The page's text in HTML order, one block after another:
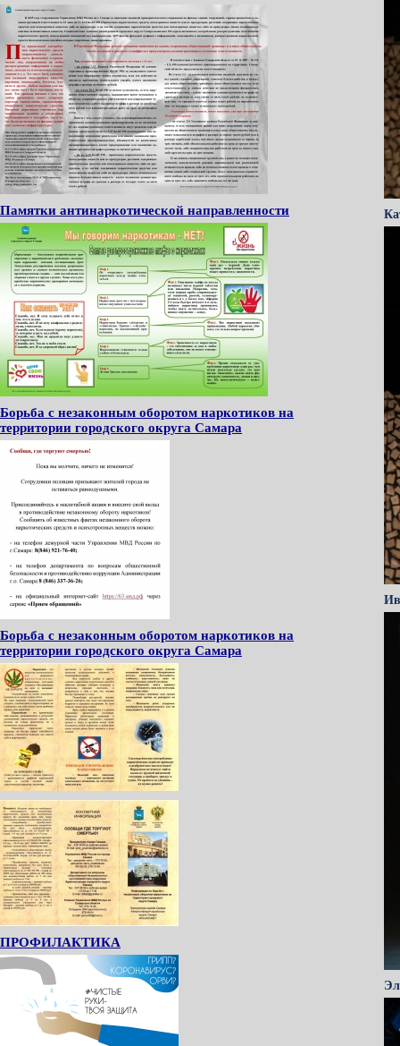
Памятки антинаркотической направленности
Борьба с незаконным оборотом наркотиков на
территории городского округа Самара
Борьба с незаконным оборотом наркотиков на
территории городского округа Самара
ПРОФИЛАКТИКА